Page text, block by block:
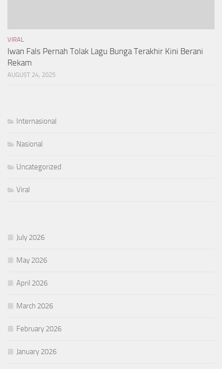
VIRAL
Iwan Fals Pernah Tolak Lagu Bunga Terakhir Kini Berani
Rekam
AUGUST 24, 2025
Internasional
Nasional
Uncategorized
Viral
July 2026
May 2026
April 2026
March 2026
February 2026
January 2026